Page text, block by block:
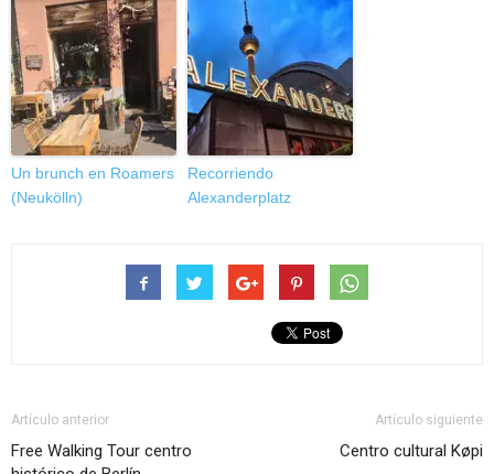
Un brunch en Roamers
(Neukölln)
Recorriendo
Alexanderplatz
Artículo anterior
Free Walking Tour centro
Artículo siguiente
Centro cultural Køpi